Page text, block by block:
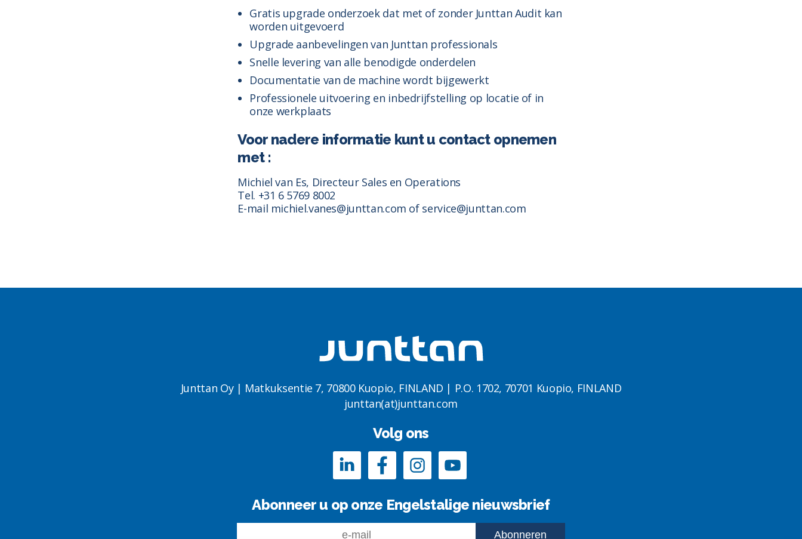
Gratis upgrade onderzoek dat met of zonder Junttan Audit kan
worden uitgevoerd
Upgrade aanbevelingen van Junttan professionals
Snelle levering van alle benodigde onderdelen
Documentatie van de machine wordt bijgewerkt
Professionele uitvoering en inbedrijfstelling op locatie of in
onze werkplaats
Voor nadere informatie kunt u contact opnemen
met :
Michiel van Es, Directeur Sales en Operations
Tel. +31 6 5769 8002
E-mail michiel.vanes@junttan.com of service@junttan.com
Junttan Oy | Matkuksentie 7, 70800 Kuopio, FINLAND | P.O. 1702, 70701 Kuopio, FINLAND
junttan(at)junttan.com
Volg ons
Abonneer u op onze Engelstalige nieuwsbrief